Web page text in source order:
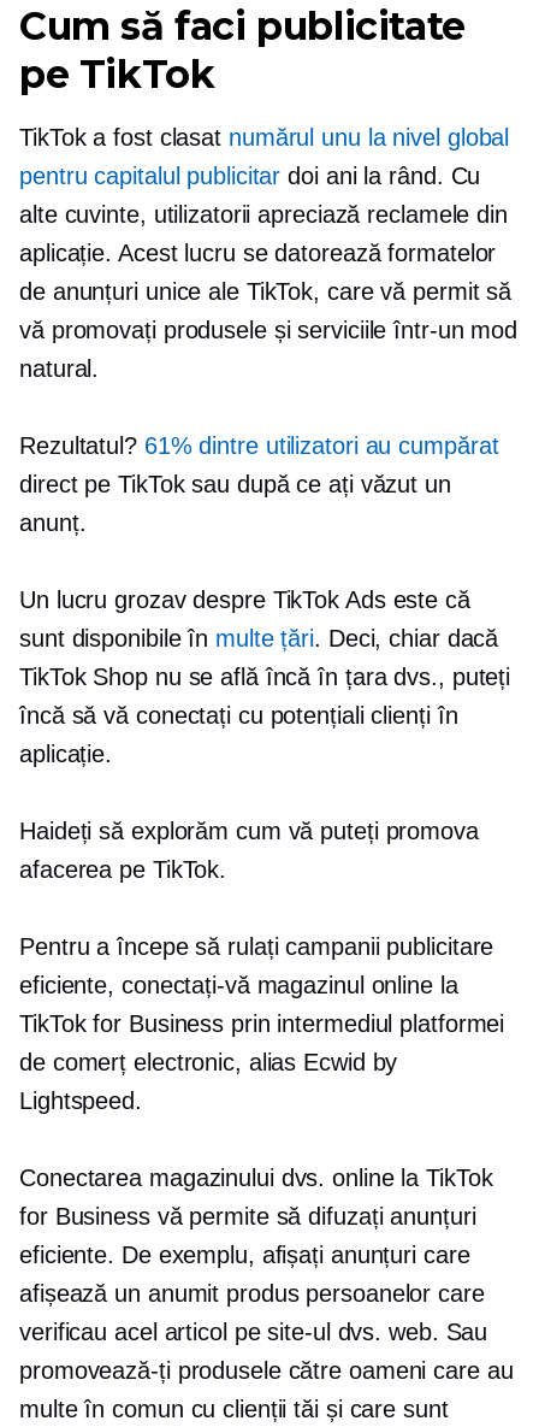
Cum să faci publicitate
pe TikTok
TikTok a fost clasat numărul unu la nivel global
pentru capitalul publicitar doi ani la rând. Cu
alte cuvinte, utilizatorii apreciază reclamele din
aplicație. Acest lucru se datorează formatelor
de anunțuri unice ale TikTok, care vă permit să
vă promovați produsele și serviciile într-un mod
natural.
Rezultatul? 61% dintre utilizatori au cumpărat
direct pe TikTok sau după ce ați văzut un
anunț.
Un lucru grozav despre TikTok Ads este că
sunt disponibile în multe țări. Deci, chiar dacă
TikTok Shop nu se află încă în țara dvs., puteți
încă să vă conectați cu potențiali clienți în
aplicație.
Haideți să explorăm cum vă puteți promova
afacerea pe TikTok.
Pentru a începe să rulați campanii publicitare
eficiente, conectați-vă magazinul online la
TikTok for Business prin intermediul platformei
de comerț electronic, alias Ecwid by
Lightspeed.
Conectarea magazinului dvs. online la TikTok
for Business vă permite să difuzați anunțuri
eficiente. De exemplu, afișați anunțuri care
afișează un anumit produs persoanelor care
verificau acel articol pe site-ul dvs. web. Sau
promovează-ți produsele către oameni care au
multe în comun cu clienții tăi și care sunt